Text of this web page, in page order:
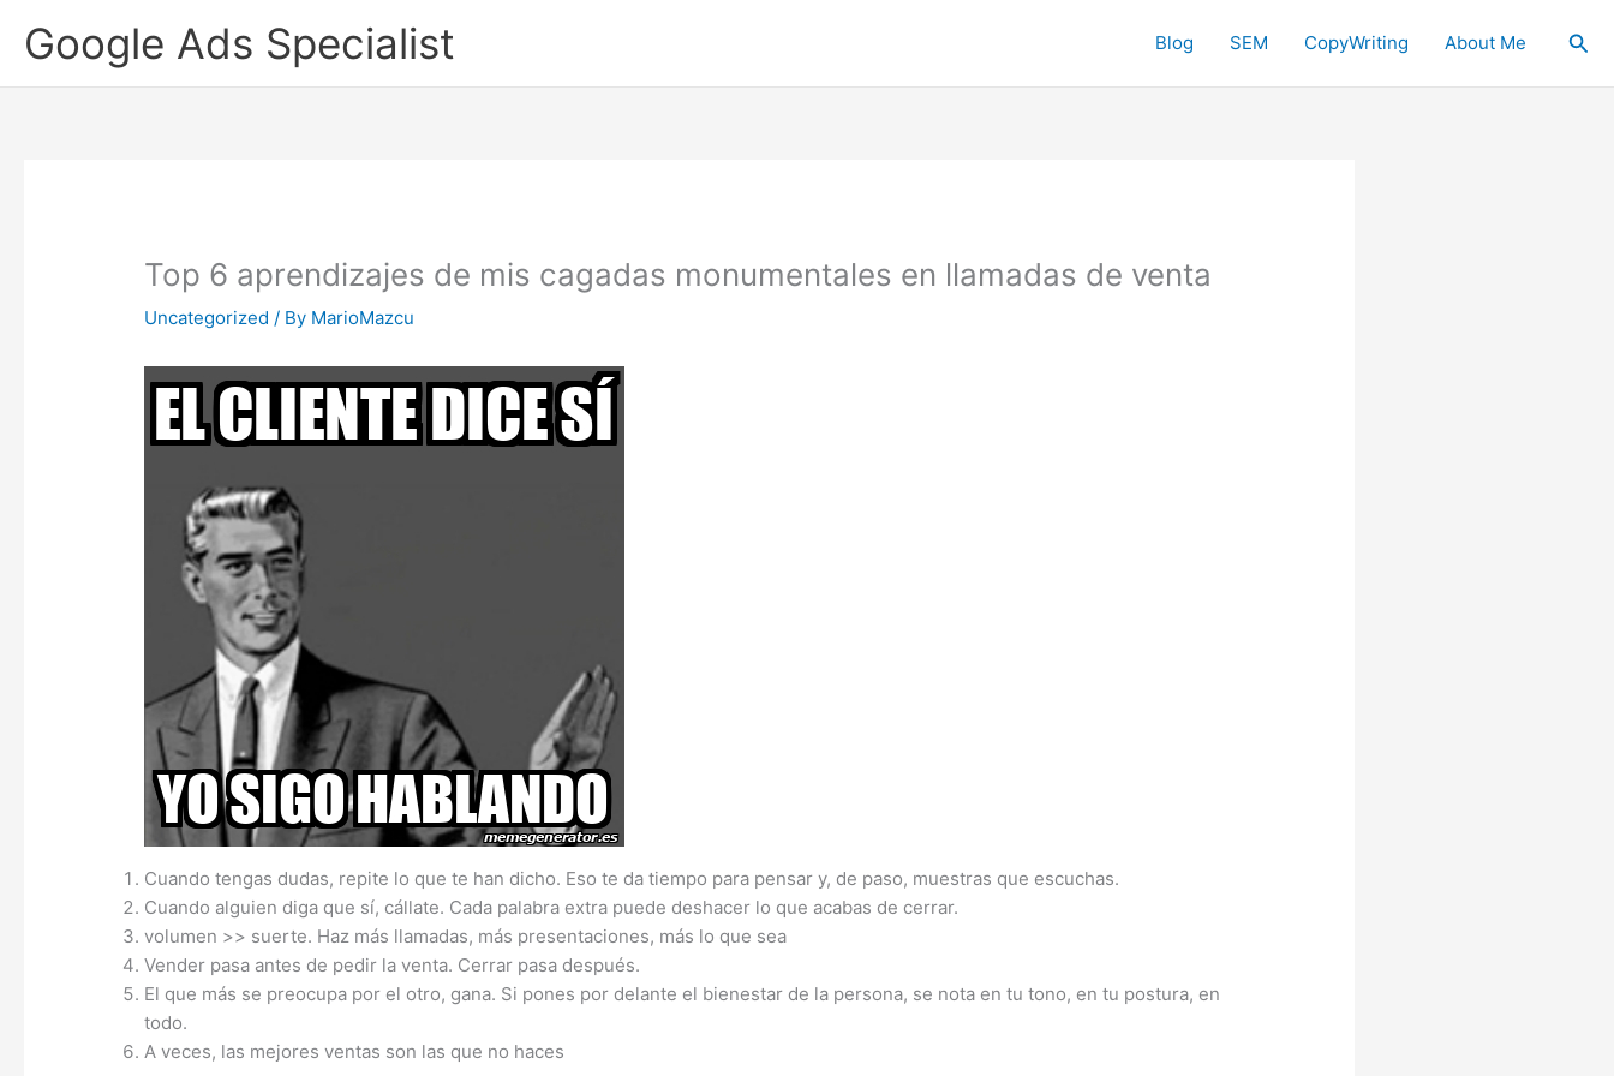
Google Ads Specialist Blog SEM CopyWriting About Me
Top 6 aprendizajes de mis cagadas monumentales en llamadas de venta
Uncategorized / By MarioMazcu
Cuando tengas dudas, repite lo que te han dicho. Eso te da tiempo para pensar y, de paso, muestras que escuchas.
Cuando alguien diga que sí, cállate. Cada palabra extra puede deshacer lo que acabas de cerrar.
volumen >> suerte. Haz más llamadas, más presentaciones, más lo que sea
Vender pasa antes de pedir la venta. Cerrar pasa después.
El que más se preocupa por el otro, gana. Si pones por delante el bienestar de la persona, se nota en tu tono, en tu postura, en
todo.
A veces, las mejores ventas son las que no haces